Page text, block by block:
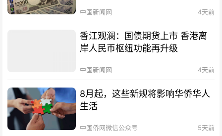
中国新闻网 4天前
香江观澜：国债期货上市 香港离
岸人民币枢纽功能再升级
中国新闻网 4天前
8月起，这些新规将影响华侨华人
生活
中国侨网微信公众号 5天前